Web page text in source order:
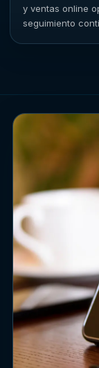
y ventas online
seguimiento